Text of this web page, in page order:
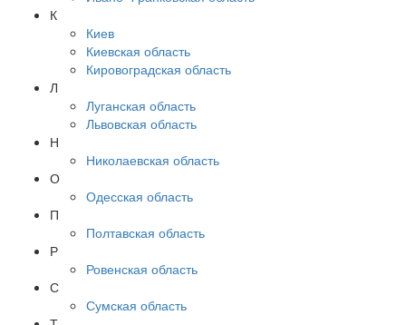
К
Киев
Киевская область
Кировоградская область
Л
Луганская область
Львовская область
Н
Николаевская область
О
Одесская область
П
Полтавская область
Р
Ровенская область
С
Сумская область